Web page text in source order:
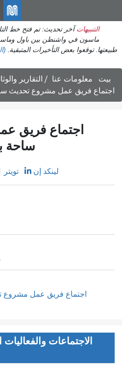
انتقل
إلى
التنبيهات آخر تحديث: تم فتح خط
ماسون في واشنطن بين باول
طبيعتها. توقعوا بعض التأخيرات المتبقية.
بيت معلومات عنا
التقارير
اجتماع فريق عمل مشروع تحديث ساحة
اجتماع فريق
ساحة
تويتر لينكد إن
الاجتماعات والفعاليات